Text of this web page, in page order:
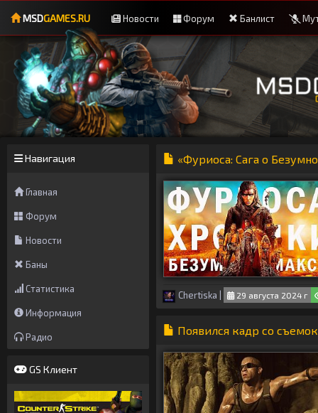
MSDGAMES.RU Новости Форум Банлист
Навигация
Главная
Форум
Новости
Баны
Статистика
Информация
Радио
GS Клиент
«Фуриоса: Сага о
Chertiska 29 августа 2024 г
Появился кадр со